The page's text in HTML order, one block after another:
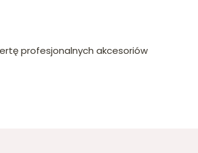
profesjonalnych akcesoriów